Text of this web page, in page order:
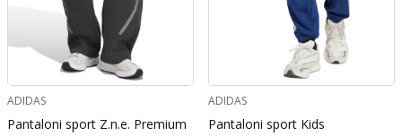
ADIDAS
Pantaloni sport Z.n.e. Premium
ADIDAS
Pantaloni sport Kids